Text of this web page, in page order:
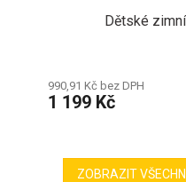
Dětské
990,91 Kč bez DPH
1 199 Kč
ZOBRAZIT